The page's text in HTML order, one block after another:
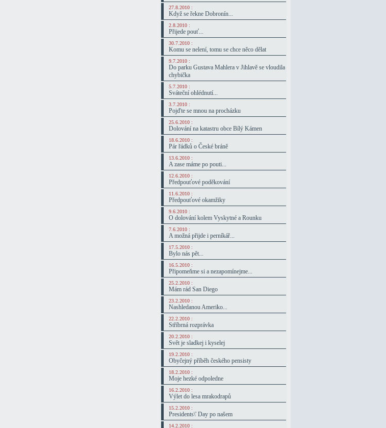
27.8.2010 :
Když se řekne Dobronín...
2.8.2010 :
Přijede pouť...
30.7.2010 :
Komu se nelení, tomu se chce něco dělat
9.7.2010 :
Do parku Gustava Mahlera v Jihlavě se vloudila
chybička
5.7.2010 :
Sváteční ohlédnutí...
3.7.2010 :
Pojďte se mnou na procházku
25.6.2010 :
Dolování na katastru obce Bílý Kámen
18.6.2010 :
Pár řádků o České bráně
13.6.2010 :
A zase máme po pouti...
12.6.2010 :
Předpouťové poděkování
11.6.2010 :
Předpouťové okamžiky
9.6.2010 :
O dolování kolem Vyskytné a Rounku
7.6.2010 :
A možná přijde i perníkář...
17.5.2010 :
Bylo nás pět...
16.5.2010 :
Připomeňme si a nezapomínejme...
25.2.2010 :
Mám rád San Diego
23.2.2010 :
Nashledanou Ameriko...
22.2.2010 :
Stříbrná rozprávka
20.2.2010 :
Svět je sladkej i kyselej
19.2.2010 :
Obyčejný příběh českého pensisty
18.2.2010 :
Moje hezké odpoledne
16.2.2010 :
Výlet do lesa mrakodrapů
15.2.2010 :
Presidents\' Day po našem
14.2.2010 :